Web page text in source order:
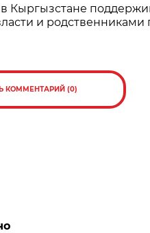
Кыргызстане
и
КОММЕНТАРИЙ (0)